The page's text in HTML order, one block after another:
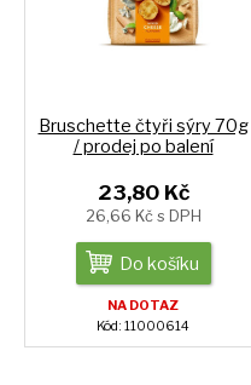
Bruschette čtyři sýry 70g
/ prodej po balení
23,80 Kč
26,66 Kč s DPH
Do košíku
NA DOTAZ
Kód: 11000614